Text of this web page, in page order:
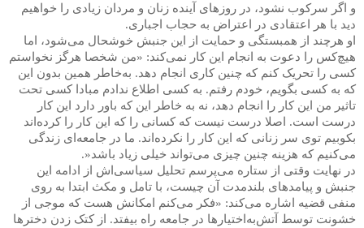
و اگر سرکوب نشود، در روزهای آینده زنان و مردان زیادی را خواهیم
دید با هر اعتقادی در اعتراض به حجاب اجباری.
او هرچند از همبستگی و حمایت از این جنبش خوشحال می‌شود، اما
هیچ‌کس را دعوت به انجام این کار نمی‌کند: «من شخصا هرگز نخواستم
کسی را تحریک کنم که چنین کاری انجام دهد. به‌خاطر همین بدون این
که به کسی بگویم، خودم رفتم. به کسی اطلاع ندادم مبادا کسی تحت
تاثیر من این کار را انجام دهد، نه به خاطر این که باور دارد این کار
درست است. اصلا درست نیست که کسانی را که این کار را کرده‌اند
بکوبیم توی سر زنانی که این کار را نکرده‌اند. ما در جامعه‌ای زندگی
می‌کنیم که هزینه چنین چیزی می‌تواند خیلی زیاد باشد.»
در نهایت وقتی از ستاره می‌پرسم تحلیل سیاسی‌اش از ادامه این
جنبش و پیامدهای بلندمدت آن چیست، با تامل و مکث ابتدا به روی
منفی قضیه اشاره می‌کند: «فکر می‌کنم امکانش هست که موجی از
خشونت توسط آتش‌به‌اختیارها در جامعه راه بیفتد. از کتک زدن دخترها